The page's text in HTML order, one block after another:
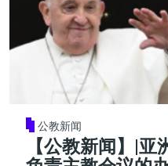
公教新闻
【公教新闻】|